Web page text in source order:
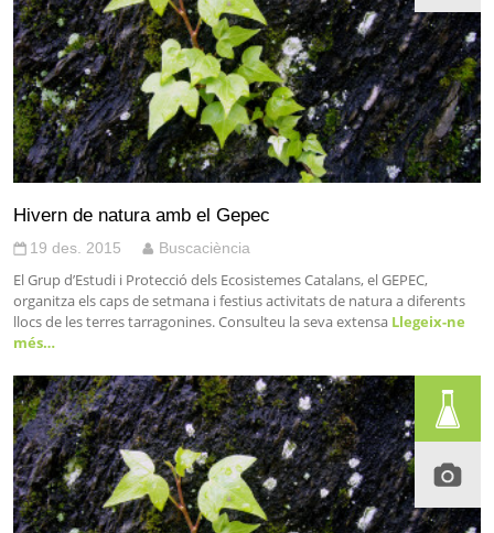
Hivern de natura amb el Gepec
19 des. 2015 Buscaciència
El Grup d’Estudi i Protecció dels Ecosistemes Catalans, el GEPEC,
organitza els caps de setmana i festius activitats de natura a diferents
llocs de les terres tarragonines. Consulteu la seva extensa Llegeix-ne
més…